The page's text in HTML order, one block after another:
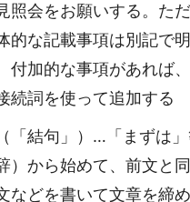
照会をお願いする。た
的な記載事項は別記で
付加的な事項があれば
続詞を使って追加する
「結句」）…「まずは
）から始めて、前文と
などを書いて文章を締